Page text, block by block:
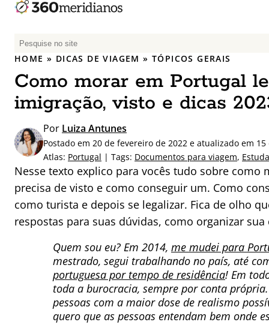
P
e
q
u
i
a
r
p
o
r
:
HOME » DICAS DE VIAGEM »TÓPICOS GERAIS
Como morar em Portugal
imigração, visto e dicas
Por Luiza Antunes
Postado em 20 de fevereiro de 2022 e atualizado em
Atlas: Portugal | Tags: Documentos para viagem,
Nesse texto explico para vocês tudo sobre como
precisa de visto e como conseguir um. Como
como turista e depois se legalizar. Fica de olho
respostas para suas dúvidas, como organizar
Quem sou eu? Em 2014, me mudei para
mestrado, segui trabalhando no país, até
portuguesa por tempo de residência! Em
toda a burocracia, sempre por conta
pessoas com a maior dose de realismo
quero que as pessoas entendam bem onde